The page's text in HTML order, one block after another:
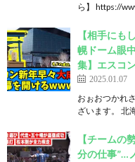
ら】 https://
【相手にも
幌ドーム眼
集】エスコ
2025.01.07
おぉおつかれ
ざいます。 北
【チームの
分の仕事”…